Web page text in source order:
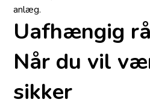
anlæg.
Uafhængig
Når du vil
sikker